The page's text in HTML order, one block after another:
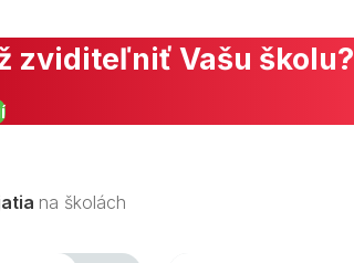
zviditeľniť Vašu školu?
na školách